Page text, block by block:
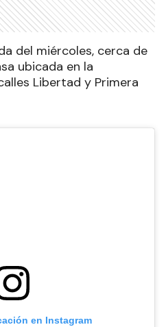
del miércoles, cerca de
ubicada en la
Libertad y Primera
en Instagram